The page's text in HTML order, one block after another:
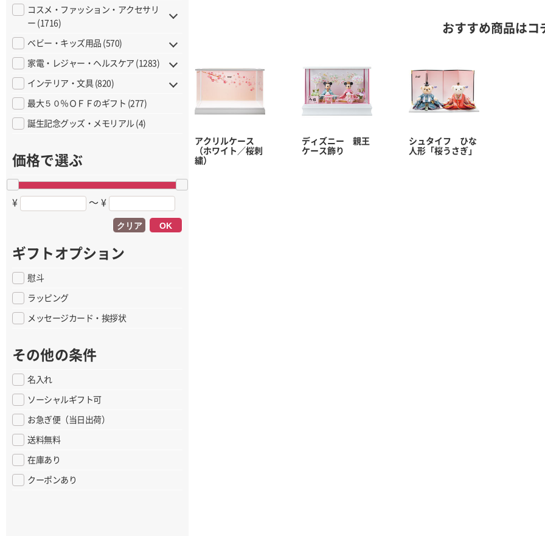
おすすめ商品はコ
アクリルケース
（ホワイト／桜刺
繍）
ディズニー 親王
ケース飾り
シュタイフ ひな
人形「桜うさぎ」
コスメ・ファッション・アクセサリ
ー (1716)
ベビー・キッズ用品 (570)
家電・レジャー・ヘルスケア (1283)
インテリア・文具 (820)
最大５０％ＯＦＦのギフト (277)
誕生記念グッズ・メモリアル (4)
価格で選ぶ
¥ 〜 ¥
OK
クリア
ギフトオプション
慰斗
ラッピング
メッセージカード・挨拶状
その他の条件
名入れ
ソーシャルギフト可
お急ぎ便（当日出荷）
送料無料
在庫あり
クーポンあり